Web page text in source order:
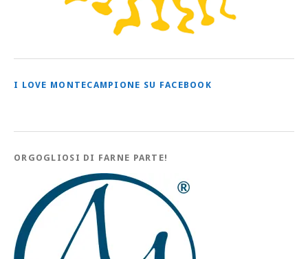
I LOVE MONTECAMPIONE SU FACEBOOK
ORGOGLIOSI DI FARNE PARTE!